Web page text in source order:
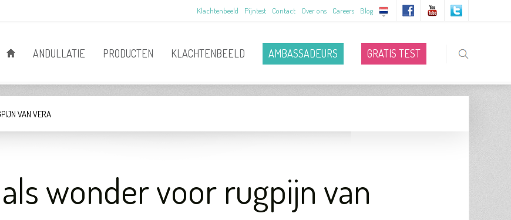
Klachtenbeeld Pijntest Contact Over ons Careers Blog
ANDULLATIE PRODUCTEN KLACHTENBEELD AMBASSADEURS GRATIS TEST
VAN VERA
wonder voor rugpijn van